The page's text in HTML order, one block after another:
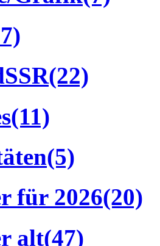
(22)
(11)
(5)
für 2026(20)
alt(47)